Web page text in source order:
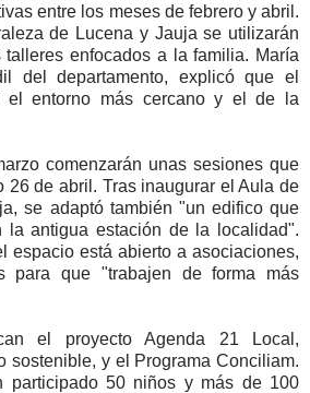
entre los meses de febrero y abril.
de Lucena y Jauja se utilizarán
talleres enfocados a la familia. María
del departamento, explicó que el
el entorno más cercano y el de la
comenzarán unas sesiones que
26 de abril. Tras inaugurar el Aula de
se adaptó también "un edifico que
la antigua estación de la localidad".
espacio está abierto a asociaciones,
para que "trabajen de forma más
el proyecto Agenda 21 Local,
sostenible, y el Programa Conciliam.
participado 50 niños y más de 100